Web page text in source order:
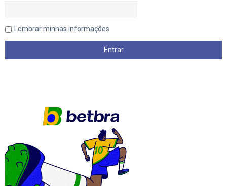
Lembrar minhas informações